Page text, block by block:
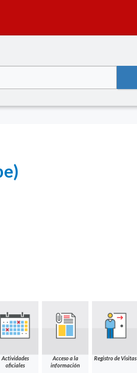
Actividades
oficiales
Acceso a la
información
Registro de Visitas